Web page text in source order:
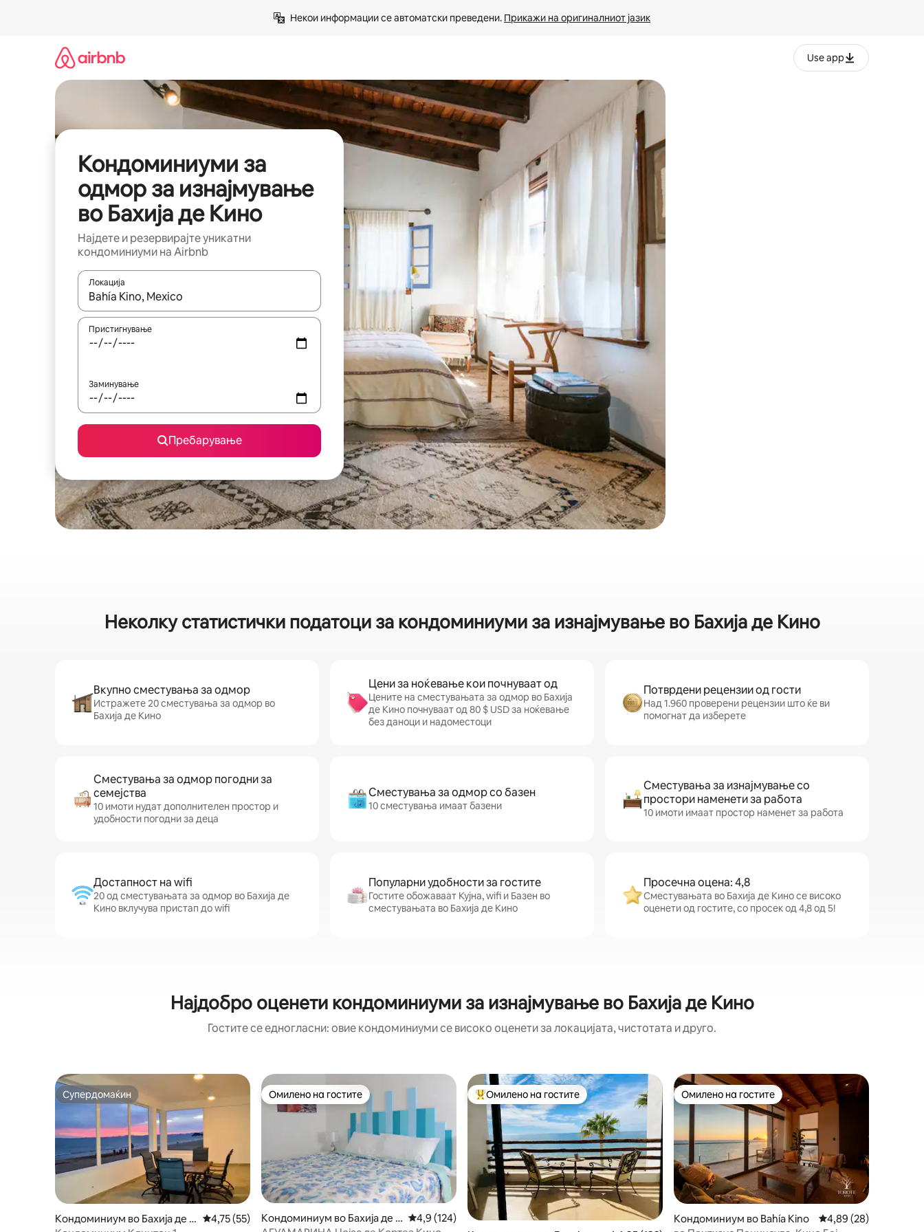
Некои информации се автоматски преведени. Прикажи на оригиналниот јазик
Use app
Кондоминиуми за
одмор за изнајмување
во Бахија де Кино
Најдете и резервирајте уникатни
кондоминиуми на Airbnb
Локација
Кога резултатите се достапни, движете се со копчињата со стрелки нагоре и надолу или истражувајте со допирање или со лизгање.
Пристигнување
Заминување
Пребарување
Неколку статистички податоци за кондоминиуми за изнајмување во Бахија де Кино
Вкупно сместувања за одмор
Истражете 20 сместувања за одмор во
Бахија де Кино
Цени за ноќевање кои почнуваат од
Цените на сместувањата за одмор во Бахија
де Кино почнуваат од 80 $ USD за ноќевање
без даноци и надоместоци
Потврдени рецензии од гости
Над 1.960 проверени рецензии што ќе ви
помогнат да изберете
Сместувања за одмор погодни за
семејства
10 имоти нудат дополнителен простор и
удобности погодни за деца
Сместувања за одмор со базен
10 сместувања имаат базени
Сместувања за изнајмување со
простори наменети за работа
10 имоти имаат простор наменет за работа
Достапност на wifi
20 од сместувањата за одмор во Бахија де
Кино вклучува пристап до wifi
Популарни удобности за гостите
Гостите обожаваат Кујна, wifi и Базен во
сместувањата во Бахија де Кино
Просечна оцена: 4,8
Сместувањата во Бахија де Кино се високо
оценети од гостите, со просек од 4,8 од 5!
Најдобро оценети кондоминиуми за изнајмување во Бахија де Кино
Гостите се едногласни: овие кондоминиуми се високо оценети за локацијата, чистотата и друго.
Супердомаќин
Супердомаќин
Кондоминиум во Бахија де К Просечна оцена: 4,75 од 5, 55 рецензии
4,75 (55)
Омилено на гостите
Омилено на гостите
Кондоминиум во Бахија де К Просечна оцена: 4,9 од 5, 124 рецензии
4,9 (124)
Меѓу најуспешните „Омилени на гостите“
Омилено на гостите Омилено на гостите
Омилено на гостите
Кондоминиум во Bahía Kino Просечна оцена:
4,89 (28)